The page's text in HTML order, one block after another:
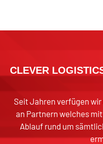
CLEVER
Seit Jahren verfügen
an Partnern welches
Ablauf rund um